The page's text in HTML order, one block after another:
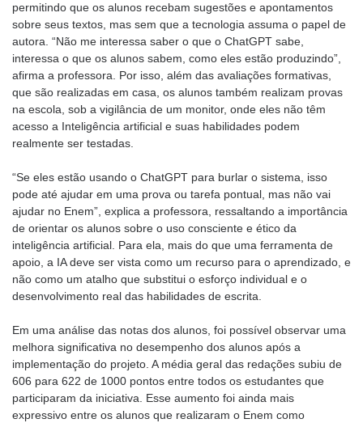
permitindo que os alunos recebam sugestões e apontamentos
sobre seus textos, mas sem que a tecnologia assuma o papel de
autora. “Não me interessa saber o que o ChatGPT sabe,
interessa o que os alunos sabem, como eles estão produzindo”,
afirma a professora. Por isso, além das avaliações formativas,
que são realizadas em casa, os alunos também realizam provas
na escola, sob a vigilância de um monitor, onde eles não têm
acesso a Inteligência artificial e suas habilidades podem
realmente ser testadas.
“Se eles estão usando o ChatGPT para burlar o sistema, isso
pode até ajudar em uma prova ou tarefa pontual, mas não vai
ajudar no Enem”, explica a professora, ressaltando a importância
de orientar os alunos sobre o uso consciente e ético da
inteligência artificial. Para ela, mais do que uma ferramenta de
apoio, a IA deve ser vista como um recurso para o aprendizado, e
não como um atalho que substitui o esforço individual e o
desenvolvimento real das habilidades de escrita.
Em uma análise das notas dos alunos, foi possível observar uma
melhora significativa no desempenho dos alunos após a
implementação do projeto. A média geral das redações subiu de
606 para 622 de 1000 pontos entre todos os estudantes que
participaram da iniciativa. Esse aumento foi ainda mais
expressivo entre os alunos que realizaram o Enem como